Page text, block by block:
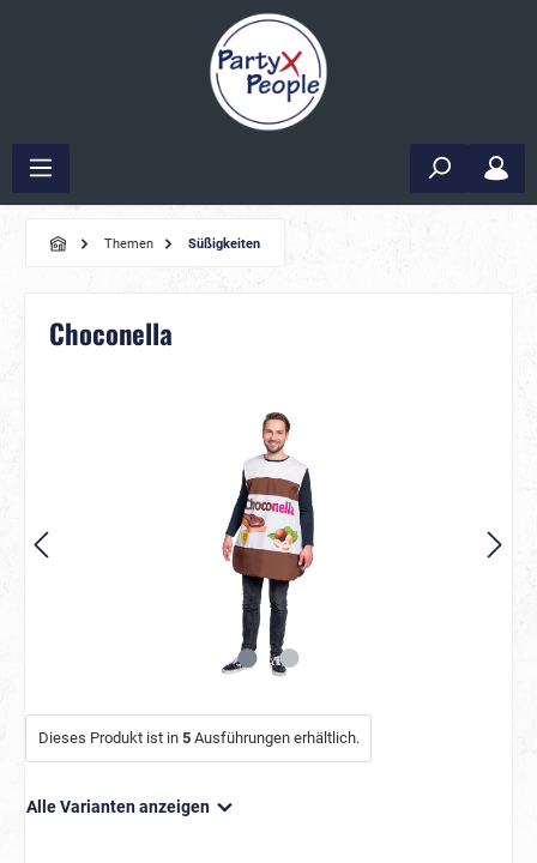
Themen Süßigkeiten
Choconella
Dieses Produkt ist in 5Ausführungen erhältlich.
Alle Varianten anzeigen